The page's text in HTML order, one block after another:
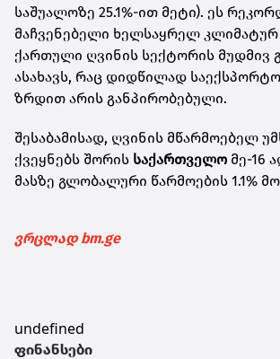
საშუალოზე 25.1%-ით მეტი). ეს
მაჩვენებელი ხელსაყრელ კლიმატურ
ქართული ღვინის სექტორის მუდმივ
ასახავს, რაც დიდწილად
ზრდით არის განპირობებული.
შესაბამისად, ღვინის მწარმოებელ
ქვეყნებს შორის საქართველო მე-16
მასზე გლობალური წარმოების 1.1%
ვრცლად bm.ge
undefined
ფინანსები